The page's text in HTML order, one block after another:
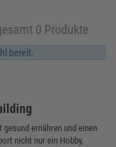
0 Produkte
bereit.
ernähren und einen
nicht nur ein Hobby,